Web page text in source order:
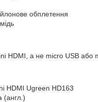
обплетення
HDMI, а не micro USB або
HDMI Ugreen HD163
(англ.)